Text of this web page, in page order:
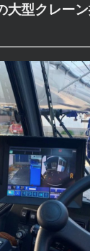
大型クレー